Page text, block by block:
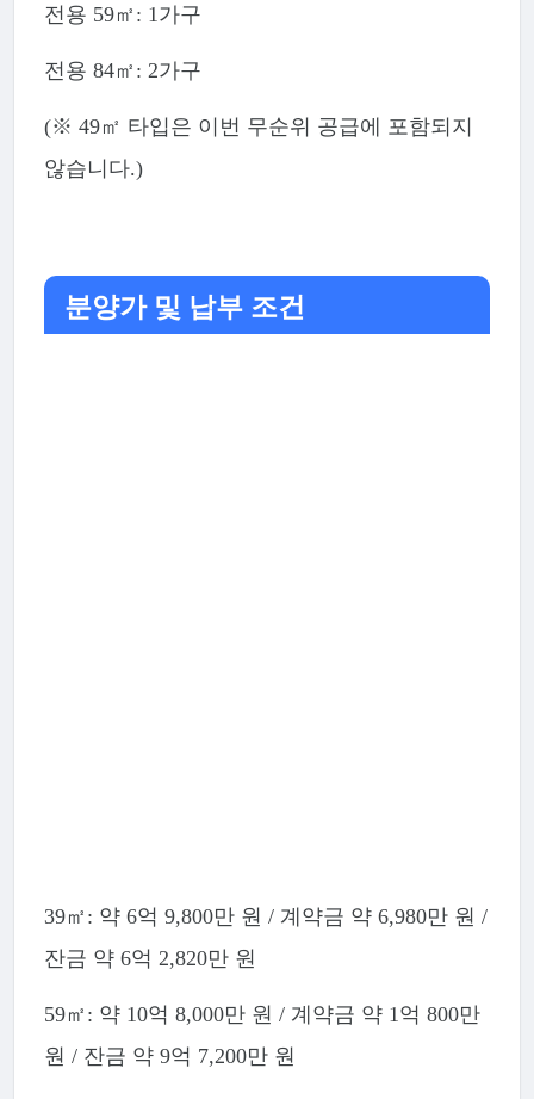
전용 59㎡: 1가구
전용 84㎡: 2가구
(※ 49㎡ 타입은 이번 무순위 공급에 포함되지
않습니다.)
분양가 및 납부 조건
39㎡: 약 6억 9,800만 원 / 계약금 약 6,980만 원 /
잔금 약 6억 2,820만 원
59㎡: 약 10억 8,000만 원 / 계약금 약 1억 800만
원 / 잔금 약 9억 7,200만 원